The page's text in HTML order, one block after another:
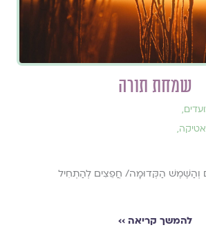
שמחת תורה
,
,
וְהַשֶּׁמֶשׁ הַקְּדוּמָה/ חֲפֵצִים לְהַתְחִיל
להמשך קריאה ››